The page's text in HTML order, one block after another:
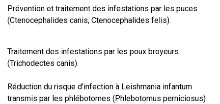
Prévention et traitement des infestations par les puces
(Ctenocephalides canis, Ctenocephalides felis).
Traitement des infestations par les poux broyeurs
(Trichodectes canis).
Réduction du risque d’infection à Leishmania infantum
transmis par les phlébotomes (Phlebotomus perniciosus)